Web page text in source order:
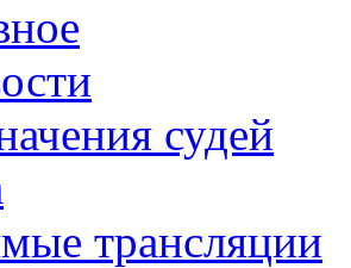
судей
трансляции